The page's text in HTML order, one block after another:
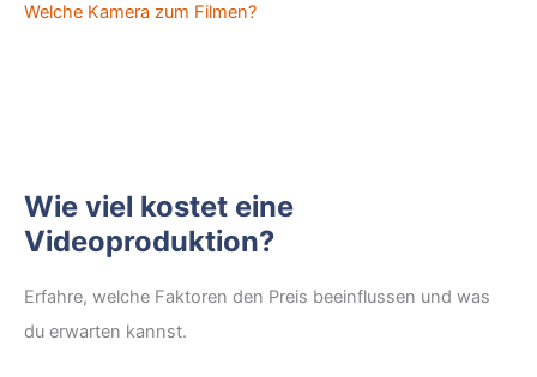
Welche Kamera zum Filmen?
Wie viel kostet eine
Videoproduktion?
Erfahre, welche Faktoren den Preis beeinflussen und was
du erwarten kannst.